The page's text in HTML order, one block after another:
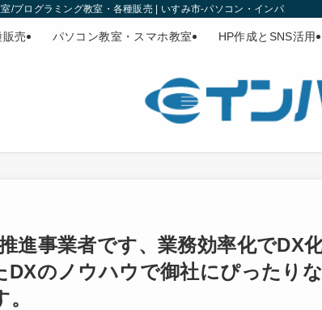
/プログラミング教室・各種販売 | いすみ市-パソコン・インパルス
売 パソコン教室・スマホ教室 HP作成とSNS活用
進事業者です、業務効率化でDX
DXのノウハウで御社にぴったり